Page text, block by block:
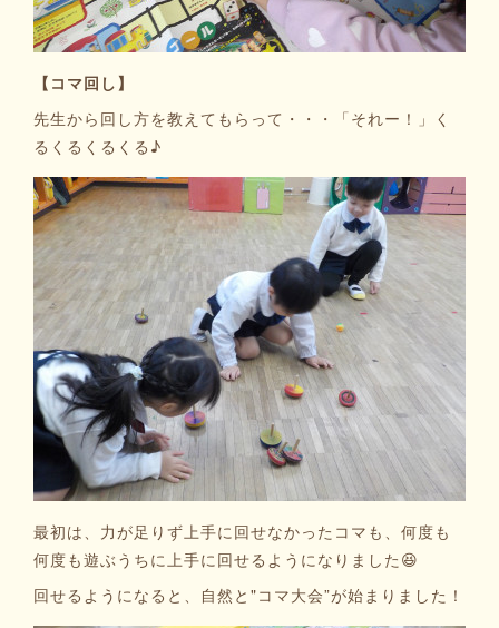
【コマ回し】
先生から回し方を教えてもらって・・・「それー！」く
るくるくるくる♪
最初は、力が足りず上手に回せなかったコマも、何度も
何度も遊ぶうちに上手に回せるようになりました😆
回せるようになると、自然と"コマ大会”が始まりました！